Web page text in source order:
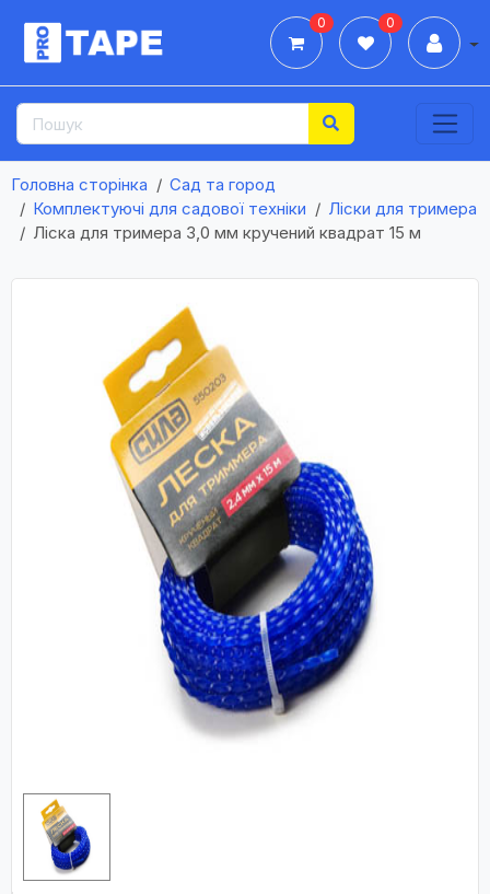
0 0
Головна сторінка
Сад та город
Комплектуючі для садової техніки
Ліски для тримера
Лiска для тримера 3,0 мм кручений квадрат 15 м